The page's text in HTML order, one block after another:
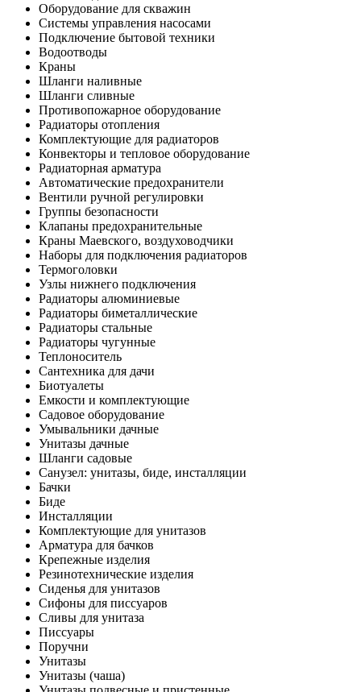
Оборудование для скважин
Системы управления насосами
Подключение бытовой техники
Водоотводы
Краны
Шланги наливные
Шланги сливные
Противопожарное оборудование
Радиаторы отопления
Комплектующие для радиаторов
Конвекторы и тепловое оборудование
Радиаторная арматура
Автоматические предохранители
Вентили ручной регулировки
Группы безопасности
Клапаны предохранительные
Краны Маевского, воздуховодчики
Наборы для подключения радиаторов
Термоголовки
Узлы нижнего подключения
Радиаторы алюминиевые
Радиаторы биметаллические
Радиаторы стальные
Радиаторы чугунные
Теплоноситель
Сантехника для дачи
Биотуалеты
Емкости и комплектующие
Садовое оборудование
Умывальники дачные
Унитазы дачные
Шланги садовые
Санузел: унитазы, биде, инсталляции
Бачки
Биде
Инсталляции
Комплектующие для унитазов
Арматура для бачков
Крепежные изделия
Резинотехнические изделия
Сиденья для унитазов
Сифоны для писсуаров
Сливы для унитаза
Писсуары
Поручни
Унитазы
Унитазы (чаша)